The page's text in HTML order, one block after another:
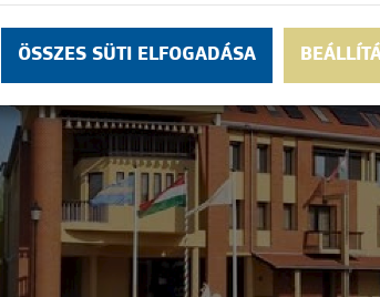
ÖSSZES SÜTI ELFOGADÁSA